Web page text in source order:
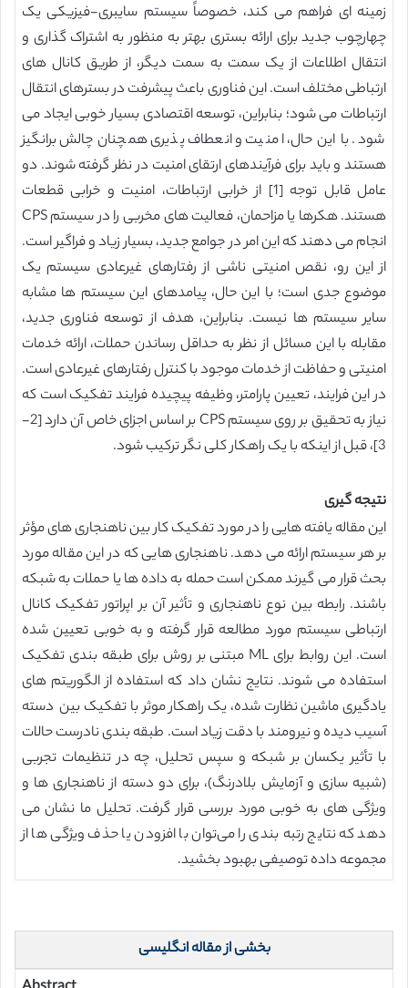
زمینه ای فراهم می کند، خصوصاً سیستم سایبری-فیزیکی یک
چهارچوب جدید برای ارائه بستری بهتر به منظور به اشتراک گذاری و
انتقال اطلاعات از یک سمت به سمت دیگر، از طریق کانال های
ارتباطی مختلف است. این فناوری باعث پیشرفت در بسترهای انتقال
ارتباطات می شود؛ بنابراین، توسعه اقتصادی بسیار خوبی ایجاد می
شود. با این حال، امنیت و انعطاف پذیری همچنان چالش برانگیز
هستند و باید برای فرآیندهای ارتقای امنیت در نظر گرفته شوند. دو
عامل قابل توجه [1] از خرابی ارتباطات، امنیت و خرابی قطعات
هستند. هکرها یا مزاحمان، فعالیت های مخربی را در سیستم CPS
انجام می دهند که این امر در جوامع جدید، بسیار زیاد و فراگیر است.
از این رو، نقص امنیتی ناشی از رفتارهای غیرعادی سیستم یک
موضوع جدی است؛ با این حال، پیامدهای این سیستم ها مشابه
سایر سیستم ها نیست. بنابراین، هدف از توسعه فناوری جدید،
مقابله با این مسائل از نظر به حداقل رساندن حملات، ارائه خدمات
امنیتی و حفاظت از خدمات موجود با کنترل رفتارهای غیرعادی است.
در این فرایند، تعیین پارامتر، وظیفه پیچیده فرایند تفکیک است که
نیاز به تحقیق بر روی سیستم CPS بر اساس اجزای خاص آن دارد [2-
3]، قبل از اینکه با یک راهکار کلی نگر ترکیب شود.
نتیجه گیری
این مقاله یافته هایی را در مورد تفکیک کار بین ناهنجاری های مؤثر
بر هر سیستم ارائه می دهد. ناهنجاری هایی که در این مقاله مورد
بحث قرار می گیرند ممکن است حمله به داده ها یا حملات به شبکه
باشند. رابطه بین نوع ناهنجاری و تأثیر آن بر اپراتور تفکیک کانال
ارتباطی سیستم مورد مطالعه قرار گرفته و به خوبی تعیین شده
است. این روابط برای ML مبتنی بر روش برای طبقه بندی تفکیک
استفاده می شوند. نتایج نشان داد که استفاده از الگوریتم‌ های
یادگیری ماشین نظارت شده، یک راهکار موثر با تفکیک بین دسته
آسیب دیده و نیرومند با دقت زیاد است. طبقه ‌بندی نادرست حالات
با تأثیر یکسان بر شبکه و سپس تحلیل، چه در تنظیمات تجربی
(شبیه ‌سازی و آزمایش بلادرنگ)، برای دو دسته از ناهنجاری‌ ها و
ویژگی ‌های به خوبی مورد بررسی قرار گرفت. تحلیل ما نشان می
‌دهد که نتایج رتبه‌ بندی را می‌توان با افزودن یا حذف ویژگی ‌ها از
مجموعه داده توصیفی بهبود بخشید.
بخشی از مقاله انگلیسی